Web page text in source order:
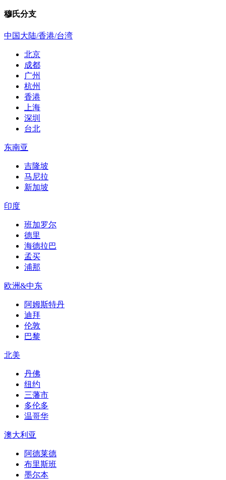
穆氏分支
中国大陆/香港/台湾
北京
成都
广州
杭州
香港
上海
深圳
台北
东南亚
吉隆坡
马尼拉
新加坡
印度
班加罗尔
德里
海德拉巴
孟买
浦那
欧洲&中东
阿姆斯特丹
迪拜
伦敦
巴黎
北美
丹佛
纽约
三藩市
多伦多
温哥华
澳大利亚
阿德莱德
布里斯班
墨尔本